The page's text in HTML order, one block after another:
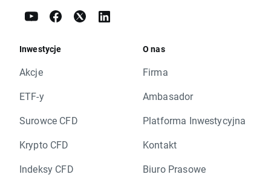
Inwestycje
Akcje
ETF-y
Surowce CFD
Krypto CFD
Indeksy CFD
O nas
Firma
Ambasador
Platforma Inwestycyjna
Kontakt
Biuro Prasowe